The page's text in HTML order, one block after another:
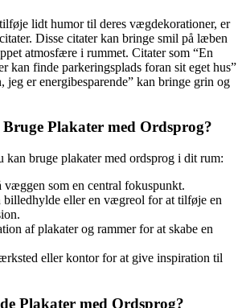
lidt humor til deres vægdekorationer, er
Disse citater kan bringe smil på læben
atmosfære i rummet. Citater som “En
kan finde parkeringsplads foran sit eget hus”
jeg er energibesparende” kan bringe grin og
Plakater med Ordsprog?
kan bruge plakater med ordsprog i dit rum:
som en central fokuspunkt.
billedhylde eller en vægreol for at tilføje en
af plakater og rammer for at skabe en
eller kontor for at give inspiration til
Plakater med Ordsprog?